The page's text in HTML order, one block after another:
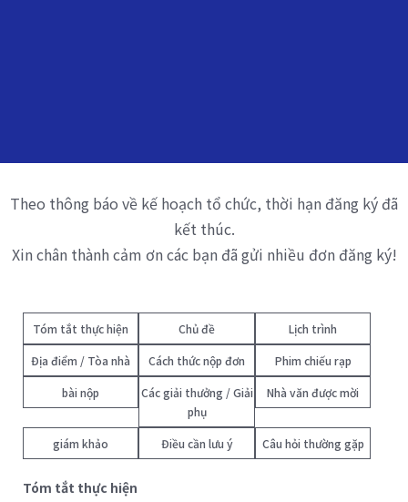
Theo thông báo về kế hoạch tổ chức, thời hạn đăng ký đã
kết thúc.
Xin chân thành cảm ơn các bạn đã gửi nhiều đơn đăng ký!
Tóm tắt thực hiện Chủ đề Lịch trình
Địa điểm / Tòa nhà Cách thức nộp đơn Phim chiếu rạp
bài nộp
Các giải thưởng / Giải
phụ
Nhà văn được mời
giám khảo Điều cần lưu ý Câu hỏi thường gặp
Tóm tắt thực hiện